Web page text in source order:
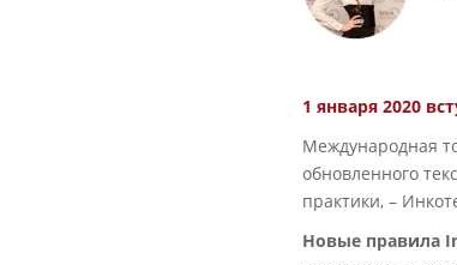
1 января 2020
Международная
обновленного
практики, –
Новые правила